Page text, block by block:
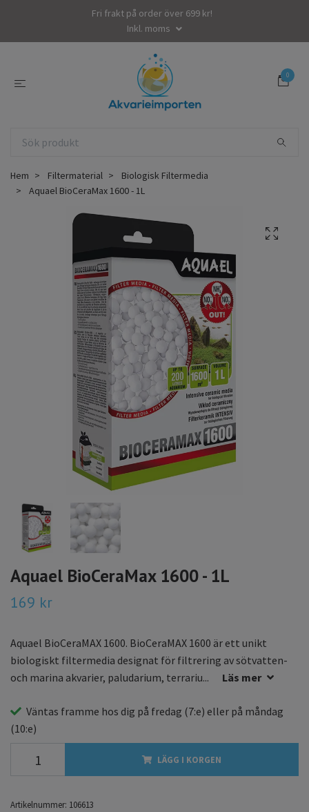
Fri frakt på order över 699 kr!
Inkl. moms
0
Hem Filtermaterial
Biologisk Filtermedia
Aquael BioCeraMax 1600 - 1L
Aquael BioCeraMax 1600 - 1L
169 kr
Aquael BioCeraMAX 1600. BioCeraMAX 1600 är ett unikt
biologiskt filtermedia designat för filtrering av sötvatten-
och marina akvarier, paludarium, terrariu...
Läs mer
Väntas framme hos dig på fredag (7:e) eller på måndag
(10:e)
LÄGG I KORGEN
Artikelnummer: 106613